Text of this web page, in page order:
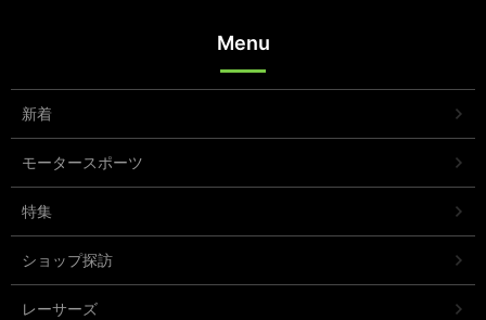
Menu
新着
モータースポーツ
特集
ショップ探訪
レーサーズ